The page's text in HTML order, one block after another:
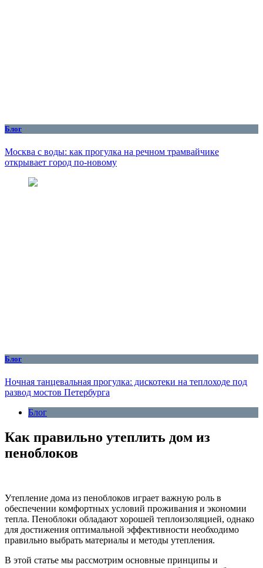
Блог
Москва с воды: как прогулка на речном трамвайчике
открывает город по‑новому
Блог
Ночная танцевальная прогулка: дискотеки на теплоходе под
развод мостов Петербурга
Блог
Как правильно утеплить дом из
пеноблоков
Утепление дома из пеноблоков играет важную роль в
обеспечении комфортных условий проживания и экономии
тепла. Пеноблоки обладают хорошей теплоизоляцией, однако
для достижения оптимальной эффективности необходимо
правильно выбрать материалы и методы утепления.
В этой статье мы рассмотрим основные принципы и